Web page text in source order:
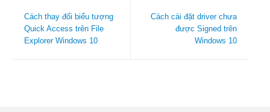
Cách thay đổi biểu tượng
Quick Access trên File
Explorer Windows 10
Cách cài đặt driver chưa
được Signed trên
Windows 10